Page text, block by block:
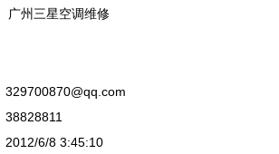
广州三星空调维修
329700870@qq.com
38828811
2012/6/8 3:45:10